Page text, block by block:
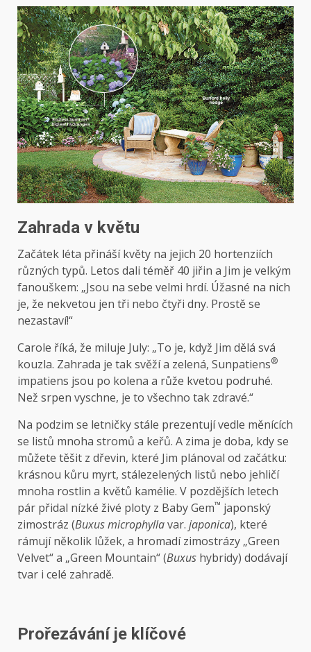
Zahrada v květu
Začátek léta přináší květy na jejich 20 hortenziích
různých typů. Letos dali téměř 40 jiřin a Jim je velkým
fanouškem: „Jsou na sebe velmi hrdí. Úžasné na nich
je, že nekvetou jen tři nebo čtyři dny. Prostě se
nezastaví!“
Carole říká, že miluje July: „To je, když Jim dělá svá
kouzla. Zahrada je tak svěží a zelená, Sunpatiens®
impatiens jsou po kolena a růže kvetou podruhé.
Než srpen vyschne, je to všechno tak zdravé.“
Na podzim se letničky stále prezentují vedle měnících
se listů mnoha stromů a keřů. A zima je doba, kdy se
můžete těšit z dřevin, které Jim plánoval od začátku:
krásnou kůru myrt, stálezelených listů nebo jehličí
mnoha rostlin a květů kamélie. V pozdějších letech
pár přidal nízké živé ploty z Baby Gem™ japonský
zimostráz (Buxus microphyllavar. japonica), které
rámují několik lůžek, a hromadí zimostrázy „Green
Velvet“ a „Green Mountain“ (Buxus hybridy) dodávají
tvar i celé zahradě.
Prořezávání je klíčové